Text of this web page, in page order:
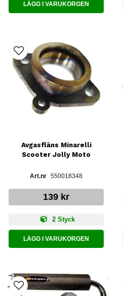
LÄGG I VARUKORGEN
Avgasfläns Minarelli
Scooter Jolly Moto
550018348
139 kr
2 Styck
LÄGG I VARUKORGEN